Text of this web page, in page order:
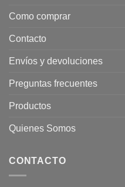
Como comprar
Contacto
Envíos y devoluciones
Preguntas frecuentes
Productos
Quienes Somos
CONTACTO